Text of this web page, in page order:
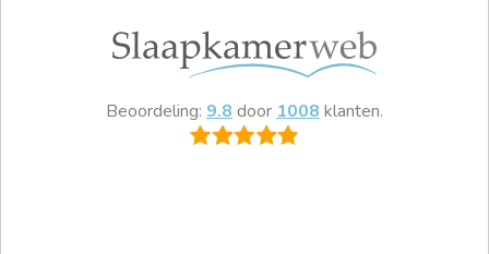
Beoordeling: 9.8 door 1008 klanten.